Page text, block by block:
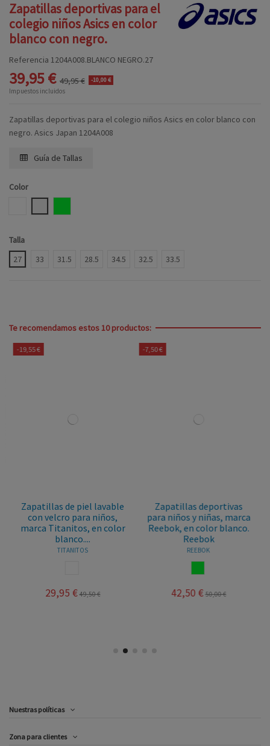
Zapatillas deportivas para el
colegio niños Asics en color
blanco con negro.
Referencia 1204A008.BLANCO NEGRO.27
39,95 € 49,95 € -10,00 €
Impuestos incluidos
Zapatillas deportivas para el colegio niños Asics en color blanco con
negro. Asics Japan 1204A008
Guía de Tallas
Color
Talla
27
33 31.5 28.5 34.5 32.5 33.5
Te recomendamos estos 10 productos:
-19,55 €
Zapatillas de piel lavable
con velcro para niños,
marca Titanitos, en color
blanco....
TITANITOS
29,95 € 49,50 €
-7,50 €
Zapatillas deportivas
para niños y niñas, marca
Reebok, en color blanco.
Reebok
REEBOK
42,50 € 50,00 €
Nuestras políticas
Zona para clientes